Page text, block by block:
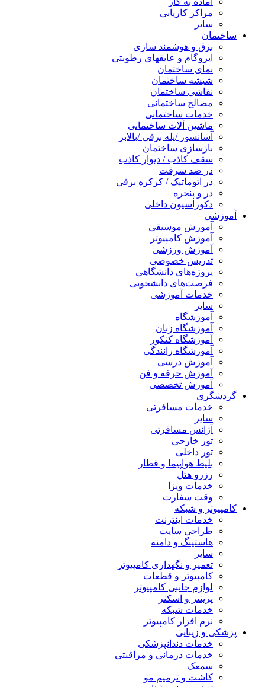
مراکز کاریابی
سایر
ساختمان
برق و هوشمند سازی
ایزوگام و عایقهای رطوبتی
نمای ساختمان
شیشه ساختمان
نقاشی ساختمان
مصالح ساختمانی
خدمات ساختمانی
ماشین آلات ساختمانی
آسانسور /پله برقی /بالابر
بازسازی ساختمان
سقف کاذب / دیوار کاذب
در ضد سرقت
در اتوماتیک / کرکره برقی
در و پنجره
دکوراسیون داخلی
آموزشی
آموزش موسیقی
آموزش کامپیوتر
آموزش ورزشی
تدریس خصوصی
پروژه‌های دانشگاهی
فرصت‌های دانشجویی
خدمات آموزشی
سایر
آموزشگاه
آموزشگاه زبان
آموزشگاه کنکور
آموزشگاه رانندگی
آموزش درسی
آموزش حرفه و فن
آموزش تخصصی
گردشگری
خدمات مسافرتی
سایر
آژانس مسافرتی
تور خارجی
تور داخلی
بلیط هواپیما و قطار
رزرو هتل
خدمات ویزا
وقت سفارت
کامپیوتر و شبکه
خدمات اینترنت
طراحی سایت
هاستینگ و دامنه
سایر
تعمیر و نگهداری کامپیوتر
کامپیوتر و قطعات
لوازم جانبی کامپیوتر
پرینتر و اسکنر
خدمات شبکه
نرم افزار کامپیوتر
پزشکی و زیبایی
خدمات دندانپزشکی
خدمات درمانی و مراقبتی
سمعک
کاشت و ترمیم مو